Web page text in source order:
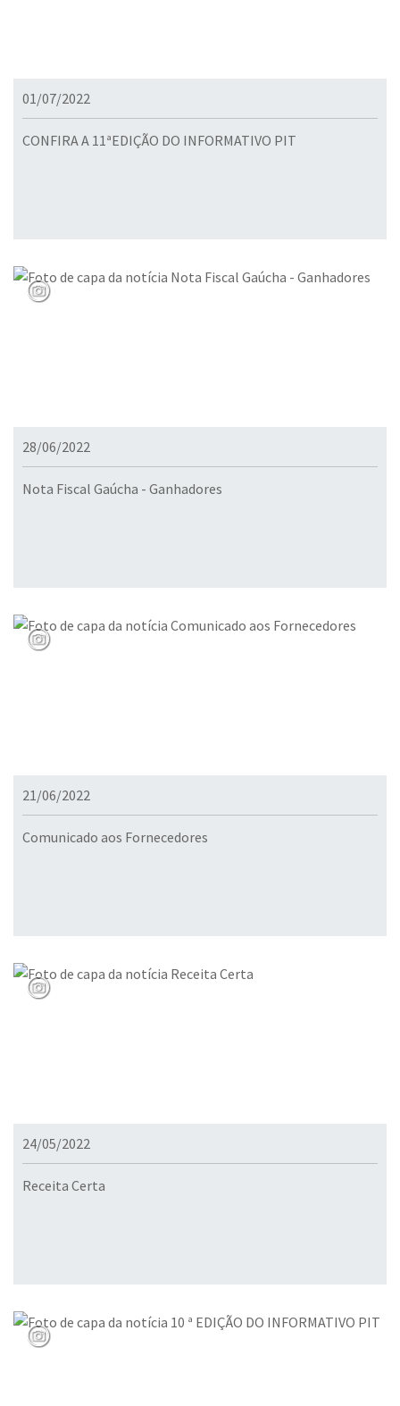
01/07/2022
CONFIRA A 11ªEDIÇÃO DO INFORMATIVO PIT
28/06/2022
Nota Fiscal Gaúcha - Ganhadores
21/06/2022
Comunicado aos Fornecedores
24/05/2022
Receita Certa